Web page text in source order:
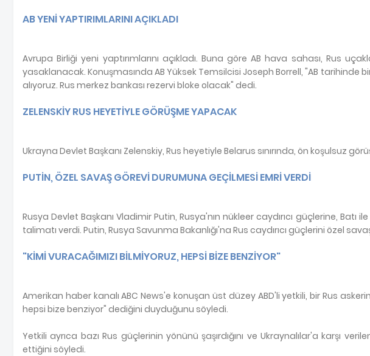
AB YENİ YAPTIRIMLARINI AÇIKLADI
Avrupa Birliği yeni yaptırımlarını açıkladı. Buna göre AB hava sahası, Rus
yasaklanacak. Konuşmasında AB Yüksek Temsilcisi Joseph Borrell, "AB tarihinde
alıyoruz. Rus merkez bankası rezervi bloke olacak" dedi.
ZELENSKİY RUS HEYETİYLE GÖRÜŞME YAPACAK
Ukrayna Devlet Başkanı Zelenskiy, Rus heyetiyle Belarus sınırında, ön koşulsuz
PUTİN, ÖZEL SAVAŞ GÖREVİ DURUMUNA GEÇİLMESİ EMRİ VERDİ
Rusya Devlet Başkanı Vladimir Putin, Rusya'nın nükleer caydırıcı güçlerine,
talimatı verdi. Putin, Rusya Savunma Bakanlığı'na Rus caydırıcı güçlerini özel
"KİMİ VURACAĞIMIZI BİLMİYORUZ, HEPSİ BİZE BENZİYOR"
Amerikan haber kanalı ABC News'e konuşan üst düzey ABD'li yetkili, bir Rus
hepsi bize benziyor" dediğini duyduğunu söyledi.
Yetkili ayrıca bazı Rus güçlerinin yönünü şaşırdığını ve Ukraynalılar'a karşı
ettiğini söyledi.